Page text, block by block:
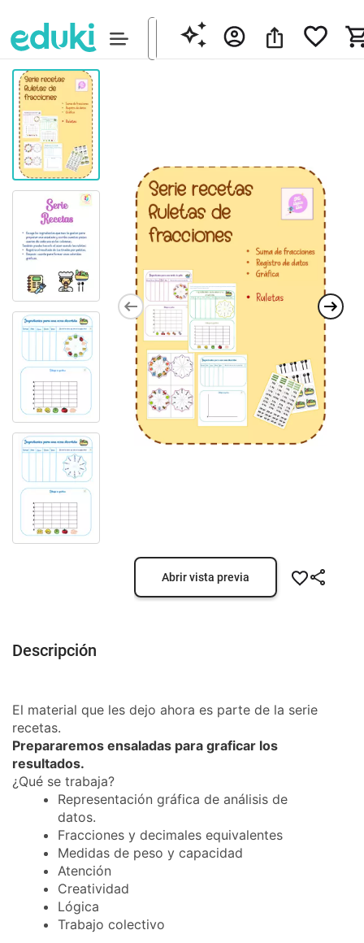
Abrir vista previa
Descripción
El material que les dejo ahora es parte de la serie
recetas.
Prepararemos ensaladas para graficar los
resultados.
¿Qué se trabaja?
Representación gráfica de análisis de
datos.
Fracciones y decimales equivalentes
Medidas de peso y capacidad
Atención
Creatividad
Lógica
Trabajo colectivo